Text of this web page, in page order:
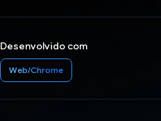
Desenvolvido com
Web/Chrome